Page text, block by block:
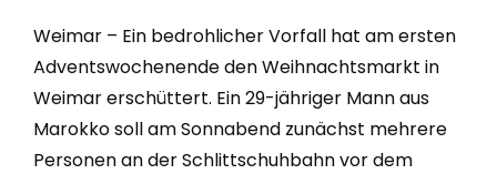
Weimar – Ein bedrohlicher Vorfall hat am ersten
Adventswochenende den Weihnachtsmarkt in
Weimar erschüttert. Ein 29-jähriger Mann aus
Marokko soll am Sonnabend zunächst mehrere
Personen an der Schlittschuhbahn vor dem